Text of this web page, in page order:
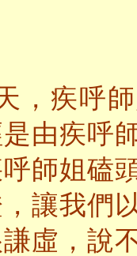
，疾呼
由疾呼
師姐磕
讓我們
虛，說